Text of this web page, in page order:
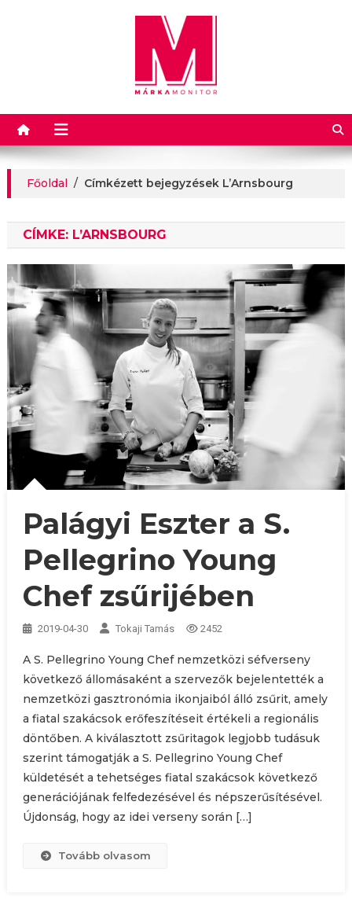
Márkamonitor
Főoldal / Címkézett bejegyzések L’Arnsbourg
CÍMKE: L’ARNSBOURG
Palágyi Eszter a S.
Pellegrino Young
Chef zsűrijében
2019-04-30 Tokaji Tamás 2452
A S. Pellegrino Young Chef nemzetközi séfverseny
következő állomásaként a szervezők bejelentették a
nemzetközi gasztronómia ikonjaiból álló zsűrit, amely
a fiatal szakácsok erőfeszítéseit értékeli a regionális
döntőben. A kiválasztott zsűritagok legjobb tudásuk
szerint támogatják a S. Pellegrino Young Chef
küldetését a tehetséges fiatal szakácsok következő
generációjának felfedezésével és népszerűsítésével.
Újdonság, hogy az idei verseny során […]
Tovább olvasom